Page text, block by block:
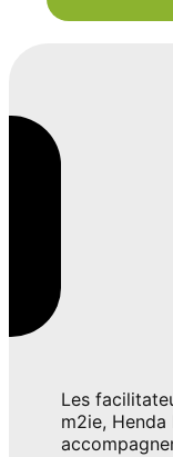
Les
m2ie, Henda